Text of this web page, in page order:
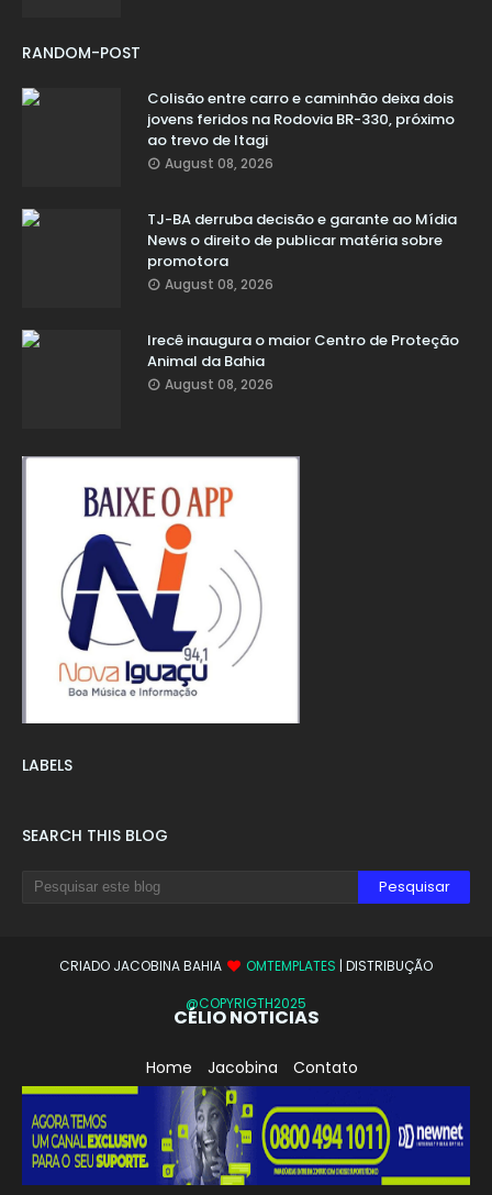
RANDOM-POST
Colisão entre carro e caminhão deixa dois
jovens feridos na Rodovia BR-330, próximo
ao trevo de Itagi
August 08, 2026
TJ-BA derruba decisão e garante ao Mídia
News o direito de publicar matéria sobre
promotora
August 08, 2026
Irecê inaugura o maior Centro de Proteção
Animal da Bahia
August 08, 2026
LABELS
SEARCH THIS BLOG
CRIADO JACOBINA BAHIA OMTEMPLATES | DISTRIBUÇÃO
@COPYRIGTH2025
CÉLIO NOTICIAS
Home Jacobina Contato